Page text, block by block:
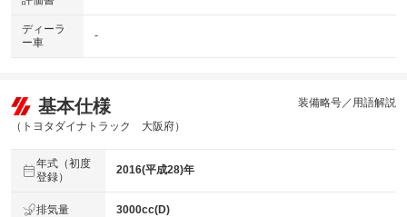
ディーラ
ー車
-
基本仕様
（トヨタダイナトラック 大阪府）
装備略号／用語解説
年式（初度
登録）
2016(平成28)年
排気量 3000cc(D)